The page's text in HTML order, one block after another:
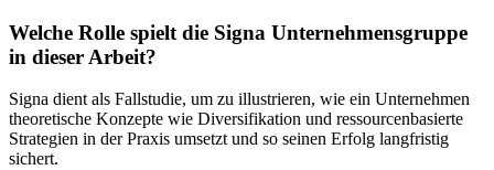
Welche Rolle spielt die Signa Unternehmensgruppe
in dieser Arbeit?
Signa dient als Fallstudie, um zu illustrieren, wie ein Unternehmen
theoretische Konzepte wie Diversifikation und ressourcenbasierte
Strategien in der Praxis umsetzt und so seinen Erfolg langfristig
sichert.